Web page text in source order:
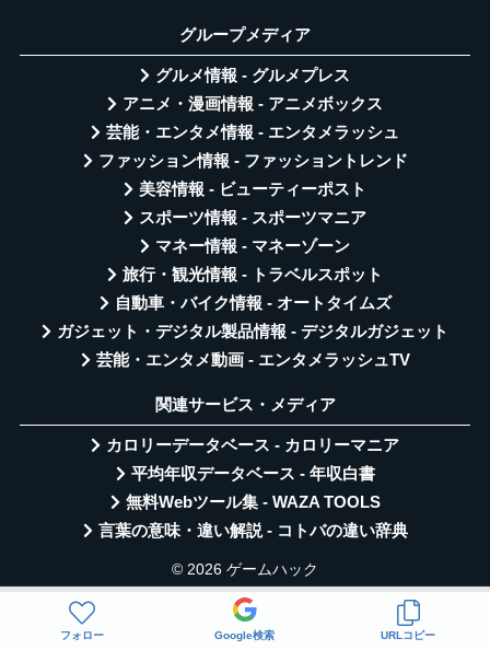
グループメディア
グルメ情報 - グルメプレス
アニメ・漫画情報 - アニメボックス
芸能・エンタメ情報 - エンタメラッシュ
ファッション情報 - ファッショントレンド
美容情報 - ビューティーポスト
スポーツ情報 - スポーツマニア
マネー情報 - マネーゾーン
旅行・観光情報 - トラベルスポット
自動車・バイク情報 - オートタイムズ
ガジェット・デジタル製品情報 - デジタルガジェット
芸能・エンタメ動画 - エンタメラッシュTV
関連サービス・メディア
カロリーデータベース - カロリーマニア
平均年収データベース - 年収白書
無料Webツール集 - WAZA TOOLS
言葉の意味・違い解説 - コトバの違い辞典
© 2026 ゲームハック
フォロー Google検索 URLコピー